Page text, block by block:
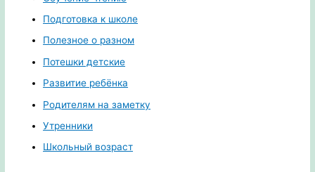
Подготовка к школе
Полезное о разном
Потешки детские
Развитие ребёнка
Родителям на заметку
Утренники
Школьный возраст